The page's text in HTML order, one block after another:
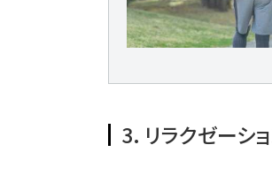
3. リラクゼーシ